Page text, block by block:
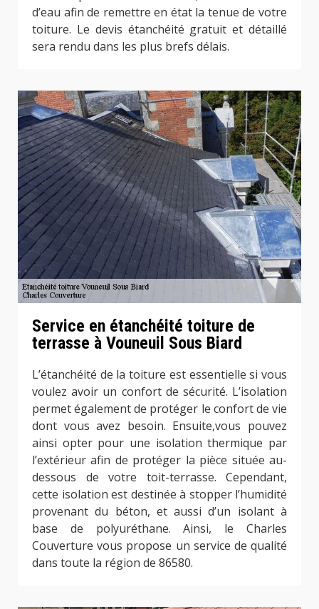
d’eau afin de remettre en état la tenue de votre
toiture. Le devis étanchéité gratuit et détaillé
sera rendu dans les plus brefs délais.
Service en étanchéité toiture de
terrasse à Vouneuil Sous Biard
L’étanchéité de la toiture est essentielle si vous
voulez avoir un confort de sécurité. L’isolation
permet également de protéger le confort de vie
dont vous avez besoin. Ensuite,vous pouvez
ainsi opter pour une isolation thermique par
l’extérieur afin de protéger la pièce située au-
dessous de votre toit-terrasse. Cependant,
cette isolation est destinée à stopper l’humidité
provenant du béton, et aussi d’un isolant à
base de polyuréthane. Ainsi, le Charles
Couverture vous propose un service de qualité
dans toute la région de 86580.